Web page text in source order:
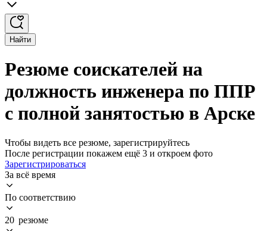
Найти
Резюме соискателей на
должность инженера по ППР
с полной занятостью в Арске
Чтобы видеть все резюме, зарегистрируйтесь
После регистрации покажем ещё 3 и откроем фото
Зарегистрироваться
За всё время
По соответствию
20 резюме